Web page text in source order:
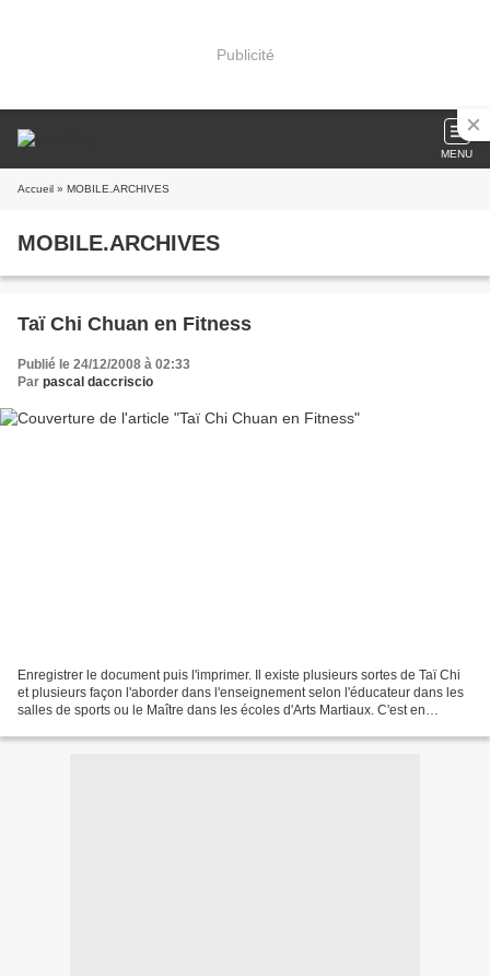
Publicité
MENU
Accueil » MOBILE.ARCHIVES
MOBILE.ARCHIVES
Taï Chi Chuan en Fitness
Publié le 24/12/2008 à 02:33
Par pascal daccriscio
Enregistrer le document puis l'imprimer. Il existe plusieurs sortes de Taï Chi
et plusieurs façon l'aborder dans l'enseignement selon l'éducateur dans les
salles de sports ou le Maître dans les écoles d'Arts Martiaux. C'est en